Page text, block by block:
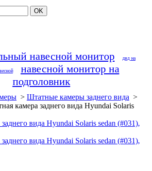
навесной монитор двд на
навесной монитор на
подголовник
> Штатные камеры заднего вида >
камера заднего вида Hyundai Solaris